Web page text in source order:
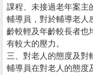
課程、未接過老年案主
輔導員，對於輔導老人
齡較輕及年齡較長者也
有較大的壓力。
三、對老人的態度及對
輔導員在對老人的態度